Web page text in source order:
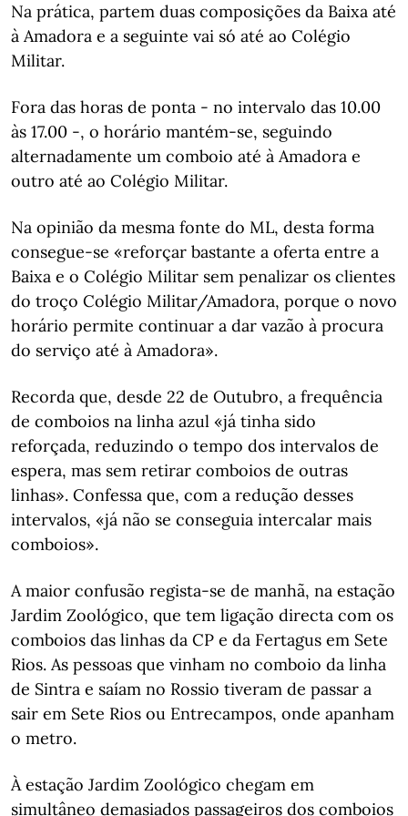
Na prática, partem duas composições da Baixa até
à Amadora e a seguinte vai só até ao Colégio
Militar.
Fora das horas de ponta - no intervalo das 10.00
às 17.00 -, o horário mantém-se, seguindo
alternadamente um comboio até à Amadora e
outro até ao Colégio Militar.
Na opinião da mesma fonte do ML, desta forma
consegue-se «reforçar bastante a oferta entre a
Baixa e o Colégio Militar sem penalizar os clientes
do troço Colégio Militar/Amadora, porque o novo
horário permite continuar a dar vazão à procura
do serviço até à Amadora».
Recorda que, desde 22 de Outubro, a frequência
de comboios na linha azul «já tinha sido
reforçada, reduzindo o tempo dos intervalos de
espera, mas sem retirar comboios de outras
linhas». Confessa que, com a redução desses
intervalos, «já não se conseguia intercalar mais
comboios».
A maior confusão regista-se de manhã, na estação
Jardim Zoológico, que tem ligação directa com os
comboios das linhas da CP e da Fertagus em Sete
Rios. As pessoas que vinham no comboio da linha
de Sintra e saíam no Rossio tiveram de passar a
sair em Sete Rios ou Entrecampos, onde apanham
o metro.
À estação Jardim Zoológico chegam em
simultâneo demasiados passageiros dos comboios